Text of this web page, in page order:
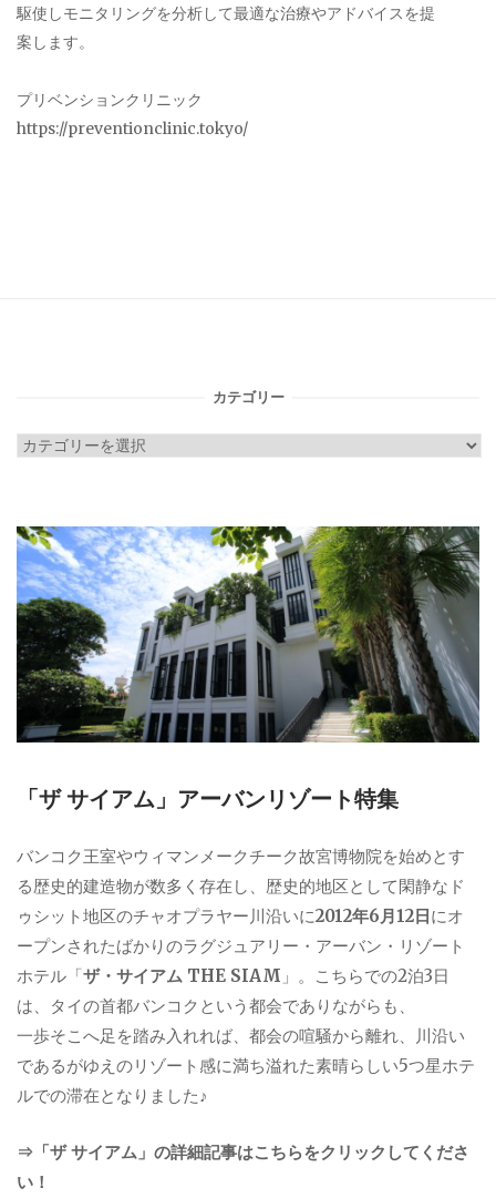
駆使しモニタリングを分析して最適な治療やアドバイスを提
案します。
プリベンションクリニック
https://preventionclinic.tokyo/
カテゴリー
カ
リ
ー
「ザ サイアム」アーバンリゾート特集
バンコク王室やウィマンメークチーク故宮博物院を始めとす
る歴史的建造物が数多く存在し、歴史的地区として閑静なド
ゥシット地区のチャオプラヤー川沿いに2012年6月12日にオ
ープンされたばかりのラグジュアリー・アーバン・リゾート
ホテル「ザ・サイアム THE SIAM 」。こちらでの2泊3日
は、タイの首都バンコクという都会でありながらも、
一歩そこへ足を踏み入れれば、都会の喧騒から離れ、川沿い
であるがゆえのリゾート感に満ち溢れた素晴らしい5つ星ホテ
ルでの滞在となりました♪
⇒「ザ サイアム」の詳細記事はこちらをクリックしてくださ
い！